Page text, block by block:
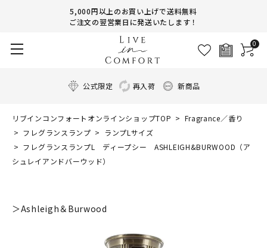
5,000円以上のお買い上げで送料無料
ご注文の翌営業日に発送いたします！
0
公式限定 再入荷 新商品
リブインコンフォートオンラインショップTOP
Fragrance／香り
フレグランスランプ
ランプLサイズ
フレグランスランプL ディープシー ASHLEIGH&BURWOOD（ア
シュレイアンドバーウッド）
＞Ashleigh＆Burwood